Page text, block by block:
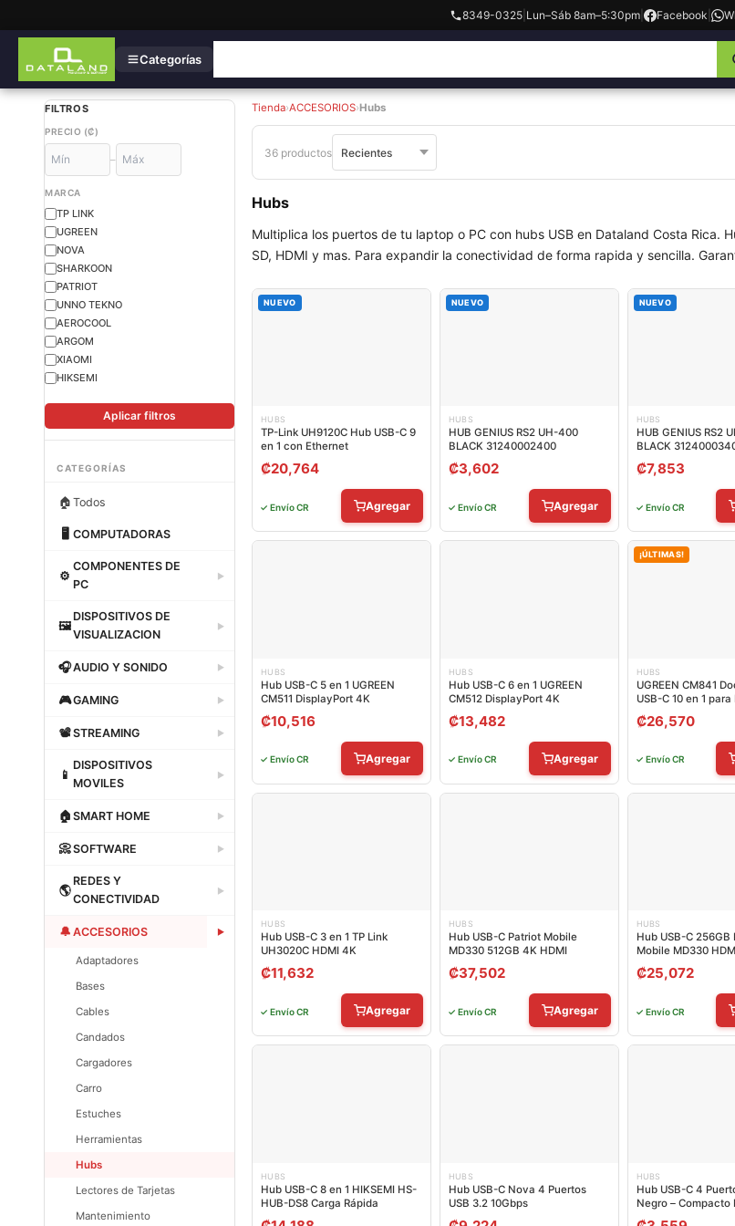
8349-0325 Lun–Sáb 8am–5:30pm Facebook
Categorías
FILTROS
PRECIO (₡)
–
MARCA
TP LINK
UGREEN
NOVA
SHARKOON
PATRIOT
UNNO TEKNO
AEROCOOL
ARGOM
XIAOMI
HIKSEMI
Aplicar filtros
CATEGORÍAS
🏠 Todos
🖥 COMPUTADORAS
Dataland
⚙
COMPONENTES DE
PC
▶
Dataland
🖼
DISPOSITIVOS DE
VISUALIZACION
▶
Dataland
🎧AUDIO Y SONIDO ▶
Dataland
🎮GAMING ▶
Dataland
📽STREAMING ▶
Dataland
📱
DISPOSITIVOS
MOVILES
▶
Dataland
🏠 SMART HOME ▶
Dataland
📀SOFTWARE ▶
Dataland
🌎
REDES Y
CONECTIVIDAD
▶
Dataland
🔔 ACCESORIOS ▶
Adaptadores
Bases
Cables
Candados
Cargadores
Carro
Estuches
Herramientas
Hubs
Lectores de Tarjetas
Mantenimiento
Tienda›ACCESORIOS›Hubs
36 productos
Hubs
Multiplica los puertos de tu laptop o PC con hubs USB en Dataland Costa
SD, HDMI y mas. Para expandir la conectividad de forma rapida y sencilla.
NUEVO
HUBS
TP-Link UH9120C Hub USB-C 9
en 1 con Ethernet
₡20,764
✓ Envío CR Agregar
NUEVO
HUBS
HUB GENIUS RS2 UH-400
BLACK 31240002400
₡3,602
✓ Envío CR Agregar
NUEVO
HUBS
HUB GENIUS RS2
BLACK
₡7,853
✓ Envío CR
HUBS
Hub USB-C 5 en 1 UGREEN
CM511 DisplayPort 4K
₡10,516
✓ Envío CR Agregar
HUBS
Hub USB-C 6 en 1 UGREEN
CM512 DisplayPort 4K
₡13,482
✓ Envío CR Agregar
¡ÚLTIMAS!
HUBS
UGREEN CM841
USB-C 10 en 1 para
₡26,570
✓ Envío CR
HUBS
Hub USB-C 3 en 1 TP Link
UH3020C HDMI 4K
₡11,632
✓ Envío CR Agregar
HUBS
Hub USB-C Patriot Mobile
MD330 512GB 4K HDMI
₡37,502
✓ Envío CR Agregar
HUBS
Hub USB-C 256GB
Mobile MD330
₡25,072
✓ Envío CR
HUBS
Hub USB-C 8 en 1 HIKSEMI HS-
HUB-DS8 Carga Rápida
HUBS
Hub USB-C Nova 4 Puertos
USB 3.2 10Gbps
HUBS
Hub USB-C 4
Negro – Compacto